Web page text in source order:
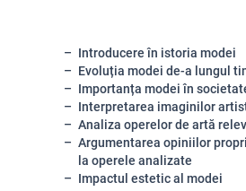
Introducere în istoria modei
Evoluția modei de-a lungul
Importanța modei în
Interpretarea imaginilor
Analiza operelor de artă
Argumentarea opiniilor
la operele analizate
Impactul estetic al modei